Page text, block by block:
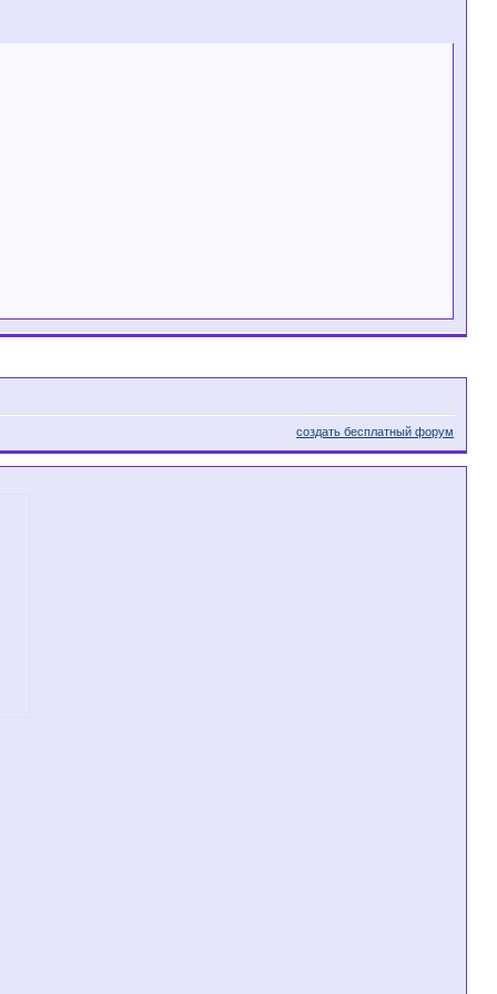
создать бесплатный форум